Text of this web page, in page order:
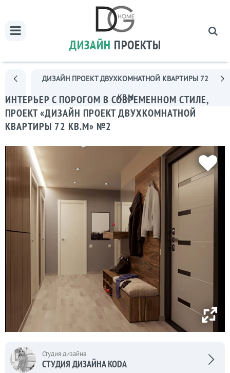
ДИЗАЙН ПРОЕКТЫ
ДИЗАЙН ПРОЕКТ ДВУХКОМНАТНОЙ КВАРТИРЫ 72
КВ.М
ИНТЕРЬЕР С ПОРОГОМ В СОВРЕМЕННОМ СТИЛЕ,
ПРОЕКТ «ДИЗАЙН ПРОЕКТ ДВУХКОМНАТНОЙ
КВАРТИРЫ 72 КВ.М» №2
Студия дизайна
СТУДИЯ ДИЗАЙНА KODA